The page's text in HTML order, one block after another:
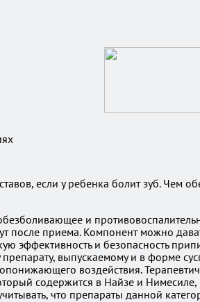
если у ребенка болит зуб. Чем
и
после приема. Компонент можно
эффективность и безопасность
выпускаемому и в форме
воздействия.
содержится в Найзе и
что препараты данной